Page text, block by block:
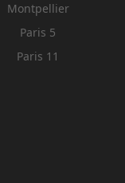
Montpellier
Paris 5
Paris 11